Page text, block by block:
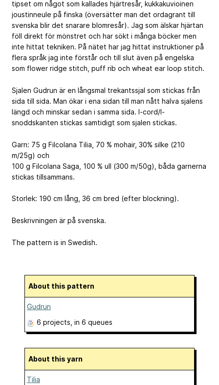
tipset om något som kallades hjärtresår, kukkakuvioinen
joustinneule på finska (översätter man det ordagrant till
svenska blir det snarare blomresår). Jag som älskar hjärtan
föll direkt för mönstret och har sökt i många böcker men
inte hittat tekniken. På nätet har jag hittat instruktioner på
flera språk jag inte förstår och till slut även på engelska
som flower ridge stitch, puff rib och wheat ear loop stitch.
Sjalen Gudrun är en långsmal trekantssjal som stickas från
sida till sida. Man ökar i ena sidan till man nått halva sjalens
längd och minskar sedan i samma sida. I-cord/I-
snoddskanten stickas samtidigt som sjalen stickas.
Garn: 75 g Filcolana Tilia, 70 % mohair, 30% silke (210
m/25g) och
100 g Filcolana Saga, 100 % ull (300 m/50g), båda garnerna
stickas tillsammans.
Storlek: 190 cm lång, 36 cm bred (efter blockning).
Beskrivningen är på svenska.
The pattern is in Swedish.
About this pattern
Gudrun
6 projects , in 6 queues
About this yarn
Tilia